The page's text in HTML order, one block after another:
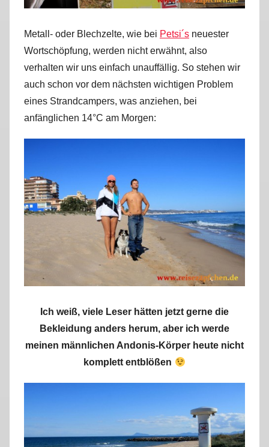
Metall- oder Blechzelte, wie bei Petsi´s neuester
Wortschöpfung, werden nicht erwähnt, also
verhalten wir uns einfach unauffällig. So stehen wir
auch schon vor dem nächsten wichtigen Problem
eines Strandcampers, was anziehen, bei
anfänglichen 14°C am Morgen:
Ich weiß, viele Leser hätten jetzt gerne die
Bekleidung anders herum, aber ich werde
meinen männlichen Andonis-Körper heute nicht
komplett entblößen